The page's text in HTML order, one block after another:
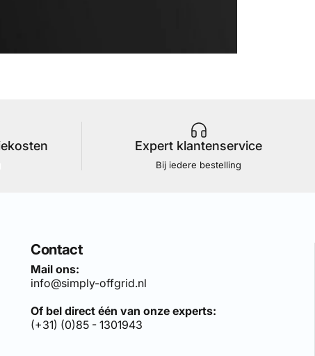
Expert klantenservice
Bij iedere bestelling
Contact
Mail ons:
info@simply-offgrid.nl
Of bel direct één van onze experts:
(+31) (0)85 - 1301943